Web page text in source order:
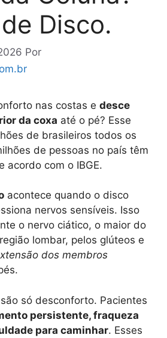
Disco.
Por
nas costas e desce
da coxa até o pé? Esse
de brasileiros todos os
de pessoas no país têm
acordo com o IBGE.
acontece quando o disco
nervos sensíveis. Isso
o nervo ciático, o maior do
lombar, pelos glúteos e
dos membros
só desconforto. Pacientes
persistente, fraqueza
para caminhar. Esses